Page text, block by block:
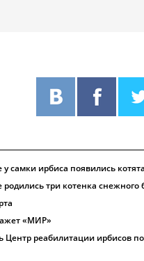
самки ирбиса появились котята
три котенка снежного
«МИР»
реабилитации ирбисов по